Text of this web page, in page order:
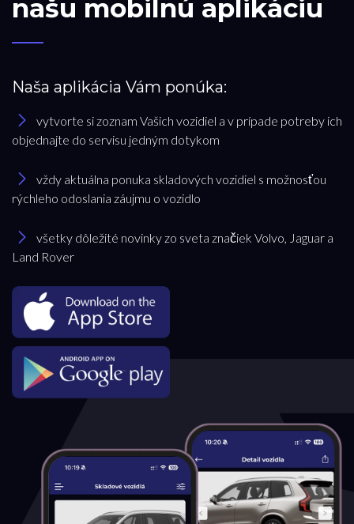
našu mobilnú aplikáciu
Naša aplikácia Vám ponúka:
vytvorte si zoznam Vašich vozidiel a v prípade potreby ich
objednajte do servisu jedným dotykom
vždy aktuálna ponuka skladových vozidiel s možnosťou
rýchleho odoslania záujmu o vozidlo
všetky dôležité novinky zo sveta značiek Volvo, Jaguar a
Land Rover